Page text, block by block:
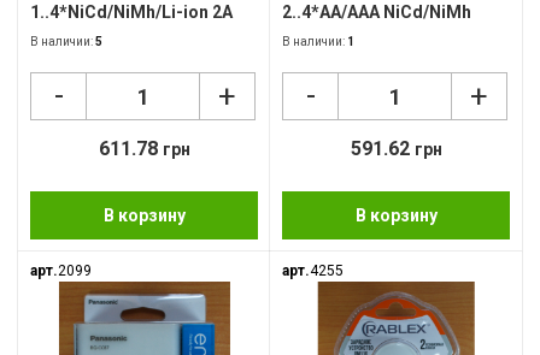
1..4*NiCd/NiMh/Li-ion 2A
В наличии:5
- +
611.78 грн
В корзину
2..4*AA/AAA NiCd/NiMh
800mA с розрядом
В наличии: 1
- +
591.62 грн
В корзину
арт.2099 арт.4255